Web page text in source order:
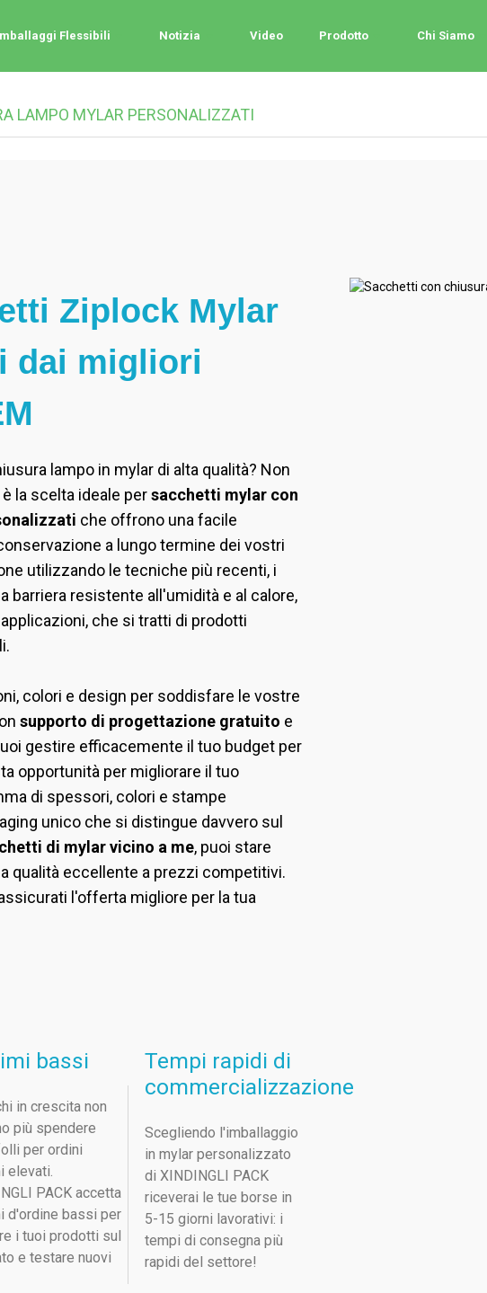
Flessibili Notizia Video Prodotto Chi Siamo
LAMPO MYLAR PERSONALIZZATI
Ziplock Mylar
dai migliori
lampo in mylar di alta qualità? Non
la scelta ideale persacchetti mylar con
che offrono una facile
a lungo termine dei vostri
utilizzando le tecniche più recenti, i
barriera resistente all'umidità e al calore,
che si tratti di prodotti
colori e design per soddisfare le vostre
supporto di progettazione gratuito e
gestire efficacemente il tuo budget per
opportunità per migliorare il tuo
di spessori, colori e stampe
unico che si distingue davvero sul
di mylar vicino a me, puoi stare
qualità eccellente a prezzi competitivi.
l'offerta migliore per la tua
bassi
in crescita non
più spendere
per ordini
elevati.
PACK accetta
d'ordine bassi per
i tuoi prodotti sul
e testare nuovi
Tempi rapidi di
commercializzazione
Scegliendo l'imballaggio
in mylar personalizzato
di XINDINGLI PACK
riceverai le tue borse in
5-15 giorni lavorativi: i
tempi di consegna più
rapidi del settore!